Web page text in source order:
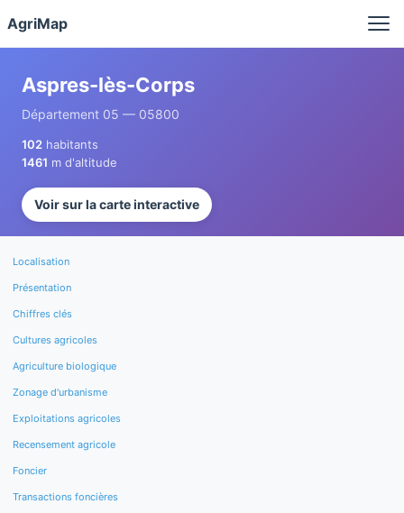
AgriMap
Aspres-lès-Corps
Département 05 — 05800
102 habitants
1461 m d'altitude
Voir sur la carte interactive
Localisation
Présentation
Chiffres clés
Cultures agricoles
Agriculture biologique
Zonage d'urbanisme
Exploitations agricoles
Recensement agricole
Foncier
Transactions foncières